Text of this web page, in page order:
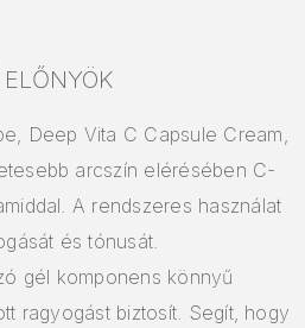
Deep Vita C Capsule Cream,
arcszín elérésében C-
A rendszeres használat
és tónusát.
gél komponens könnyű
ragyogást biztosít. Segít, hogy